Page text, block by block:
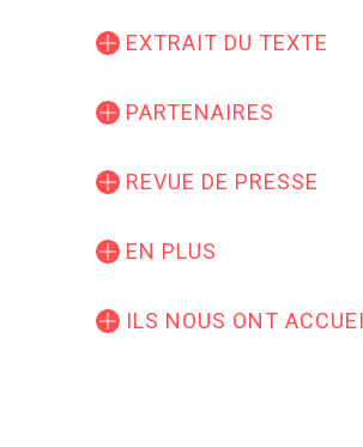
EXTRAIT DU TEXTE
PARTENAIRES
REVUE DE PRESSE
EN PLUS
ILS NOUS ONT